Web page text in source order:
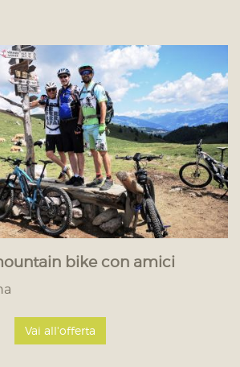
bike con amici
Vai all'offerta